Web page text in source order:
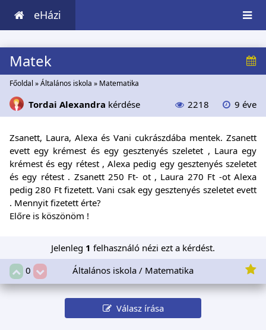
eHázi
Matek
Főoldal »Általános iskola » Matematika
Tordai Alexandra kérdése 2218 9 éve
Zsanett, Laura, Alexa és Vani cukrászdába mentek. Zsanett
evett egy krémest és egy gesztenyés szeletet , Laura egy
krémest és egy rétest , Alexa pedig egy gesztenyés szeletet
és egy rétest . Zsanett 250 Ft- ot , Laura 270 Ft -ot Alexa
pedig 280 Ft fizetett. Vani csak egy gesztenyés szeletet evett
. Mennyit fizetett érte?
Előre is köszönöm !
Jelenleg 1 felhasználó nézi ezt a kérdést.
0
Általános iskola / Matematika
Válasz írása